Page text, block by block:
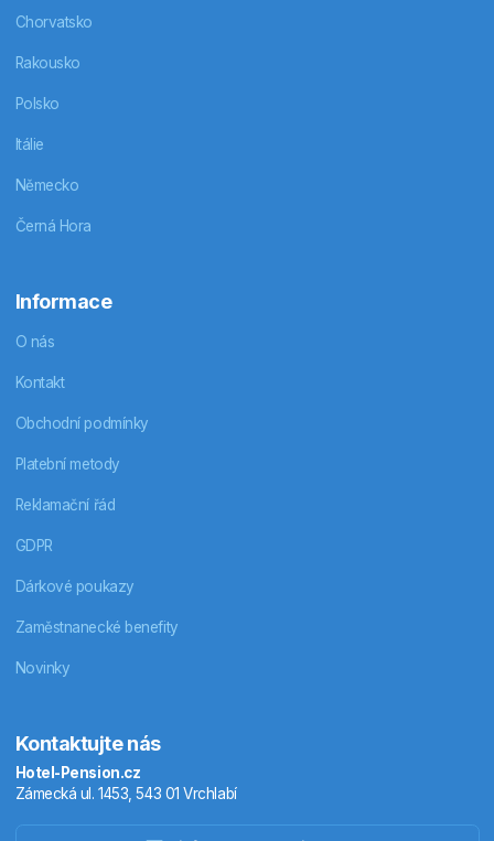
Chorvatsko
Rakousko
Polsko
Itálie
Německo
Černá Hora
Informace
O nás
Kontakt
Obchodní podmínky
Platební metody
Reklamační řád
GDPR
Dárkové poukazy
Zaměstnanecké benefity
Novinky
Kontaktujte nás
Hotel-Pension.cz
Zámecká ul. 1453, 543 01 Vrchlabí